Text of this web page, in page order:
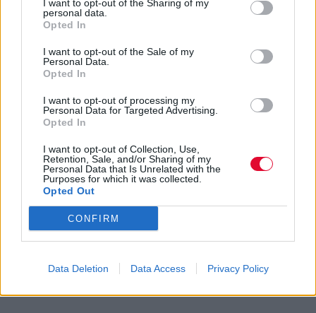
I want to opt-out of the Sharing of my
personal data.
Opted In
I want to opt-out of the Sale of my
Personal Data.
Opted In
I want to opt-out of processing my
Personal Data for Targeted Advertising.
Opted In
I want to opt-out of Collection, Use,
Retention, Sale, and/or Sharing of my
Personal Data that Is Unrelated with the
Purposes for which it was collected.
Opted Out
CONFIRM
Data Deletion Data Access Privacy Policy